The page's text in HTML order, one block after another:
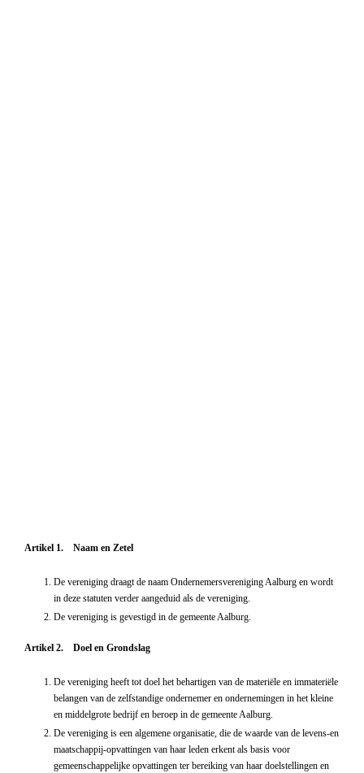
Artikel 1. Naam en Zetel
De vereniging draagt de naam Ondernemersvereniging Aalburg en wordt
in deze statuten verder aangeduid als de vereniging.
De vereniging is gevestigd in de gemeente Aalburg.
Artikel 2. Doel en Grondslag
De vereniging heeft tot doel het behartigen van de materiële en immateriële
belangen van de zelfstandige ondernemer en ondernemingen in het kleine
en middelgrote bedrijf en beroep in de gemeente Aalburg.
De vereniging is een algemene organisatie, die de waarde van de levens-en
maatschappij-opvattingen van haar leden erkent als basis voor
gemeenschappelijke opvattingen ter bereiking van haar doelstellingen en